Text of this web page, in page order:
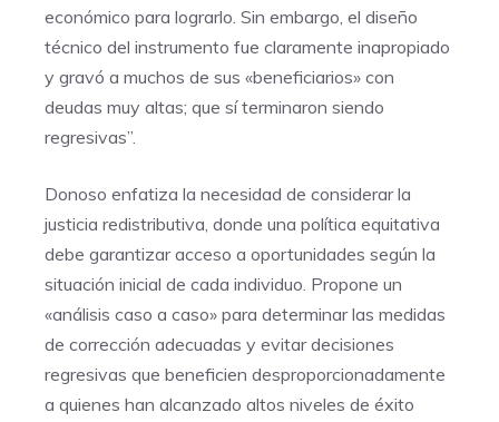
económico para lograrlo. Sin embargo, el diseño
técnico del instrumento fue claramente inapropiado
y gravó a muchos de sus «beneficiarios» con
deudas muy altas; que sí terminaron siendo
regresivas”.
Donoso enfatiza la necesidad de considerar la
justicia redistributiva, donde una política equitativa
debe garantizar acceso a oportunidades según la
situación inicial de cada individuo. Propone un
«análisis caso a caso» para determinar las medidas
de corrección adecuadas y evitar decisiones
regresivas que beneficien desproporcionadamente
a quienes han alcanzado altos niveles de éxito